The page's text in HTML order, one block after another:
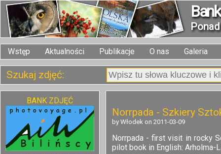
Wstęp Aktualności Publikacje O nas Galeria
Szukaj zdjęć:
BANK ZDJĘĆ
Norrpada - Szkiery
by Włodek on 2011-03-09
Norrpada - first visit in rocky
pilot book in English: Arholma-